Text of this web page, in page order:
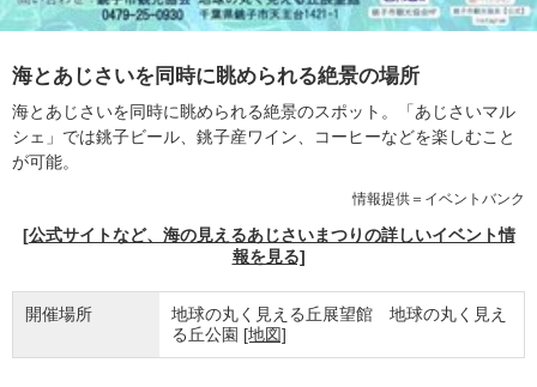
海とあじさいを同時に眺められる絶景の場所
海とあじさいを同時に眺められる絶景のスポット。「あじさいマル
シェ」では銚子ビール、銚子産ワイン、コーヒーなどを楽しむこと
が可能。
情報提供＝イベントバンク
[公式サイトなど、海の見えるあじさいまつりの詳しいイベント情
報を見る]
開催場所
地球の丸く見える丘展望館 地球の丸く見え
る丘公園 [地図]